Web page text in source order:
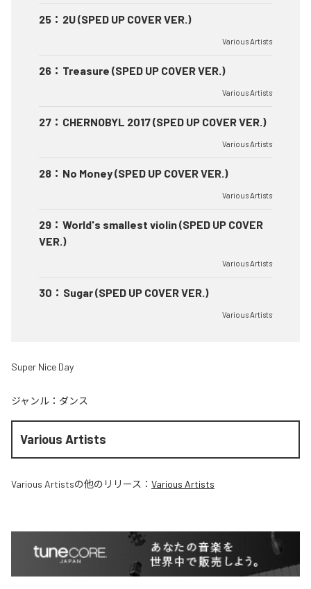
25 ： 2U (SPED UP COVER VER.)
Various Artists
26 ： Treasure (SPED UP COVER VER.)
Various Artists
27 ： CHERNOBYL 2017 (SPED UP COVER VER.)
Various Artists
28 ： No Money (SPED UP COVER VER.)
Various Artists
29 ： World's smallest violin (SPED UP COVER
VER.)
Various Artists
30 ： Sugar (SPED UP COVER VER.)
Various Artists
Super Nice Day
ジャンル： ダンス
Various Artists
Various Artistsの他のリリース： Various Artists